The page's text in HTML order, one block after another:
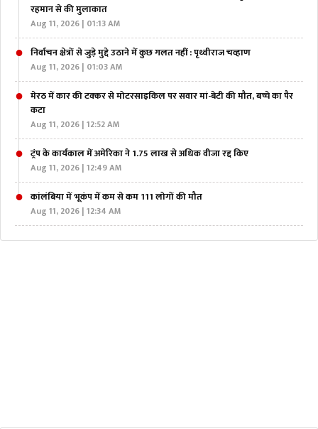
रहमान से की मुलाकात
Aug 11, 2026 | 01:13 AM
निर्वाचन क्षेत्रों से जुड़े मुद्दे उठाने में कुछ गलत नहीं : पृथ्वीराज चव्हाण
Aug 11, 2026 | 01:03 AM
मेरठ में कार की टक्कर से मोटरसाइकिल पर सवार मां-बेटी की मौत, बच्चे का पैर
कटा
Aug 11, 2026 | 12:52 AM
ट्रंप के कार्यकाल में अमेरिका ने 1.75 लाख से अधिक वीजा रद्द किए
Aug 11, 2026 | 12:49 AM
कांलंबिया में भूकंप में कम से कम 111 लोगों की मौत
Aug 11, 2026 | 12:34 AM